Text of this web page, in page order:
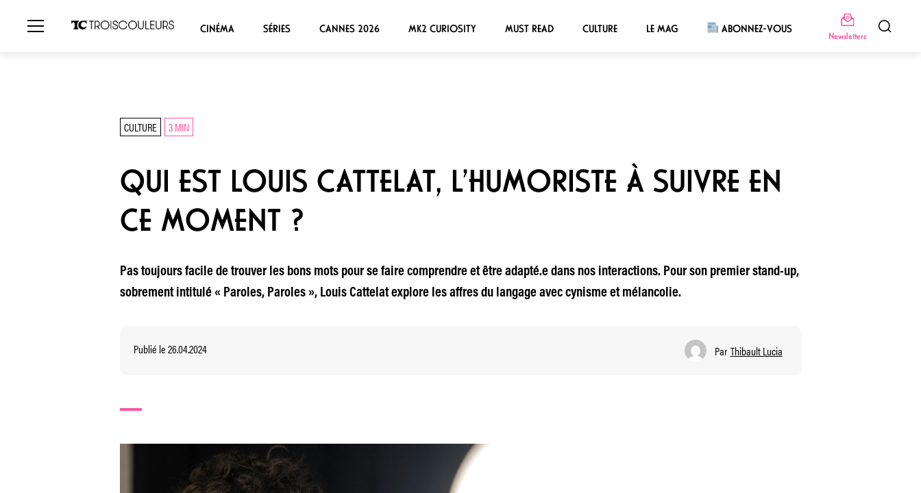
CINÉMA SÉRIES CANNES 2026 MK2 CURIOSITY MUST READ CULTURE LE MAG ABONNEZ-VOUS
Newsletters
CULTURE 3 MIN
QUI EST LOUIS CATTELAT, L’HUMORISTE À SUIVRE EN
CE MOMENT ?
Pas toujours facile de trouver les bons mots pour se faire comprendre et être adapté.e dans nos interactions. Pour son premier stand-up,
sobrement intitulé « Paroles, Paroles », Louis Cattelat explore les affres du langage avec cynisme et mélancolie.
Publié le 26.04.2024 Par Thibault Lucia